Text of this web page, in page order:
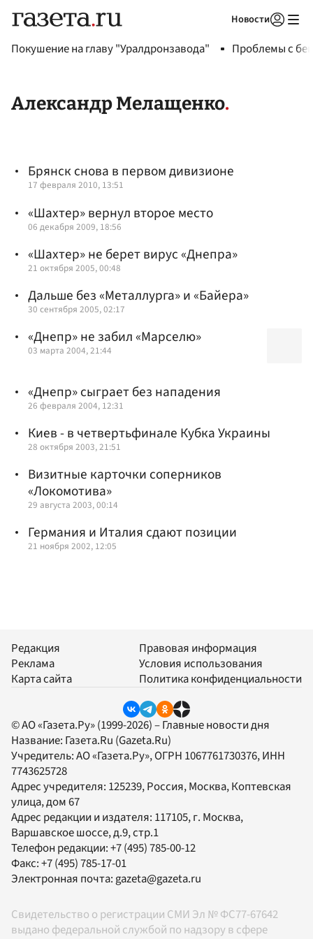
Новости
Покушение на главу "Уралдронзавода" Проблемы с
Александр Мелащенко
Брянск снова в первом дивизионе
17 февраля 2010, 13:51
«Шахтер» вернул второе место
06 декабря 2009, 18:56
«Шахтер» не берет вирус «Днепра»
21 октября 2005, 00:48
Дальше без «Металлурга» и «Байера»
30 сентября 2005, 02:17
«Днепр» не забил «Марселю»
03 марта 2004, 21:44
«Днепр» сыграет без нападения
26 февраля 2004, 12:31
Киев - в четвертьфинале Кубка Украины
28 октября 2003, 21:51
Визитные карточки соперников
«Локомотива»
29 августа 2003, 00:14
Германия и Италия сдают позиции
21 ноября 2002, 12:05
Редакция
Реклама
Карта сайта
Правовая информация
Условия использования
Политика конфиденциальности
© АО «Газета.Ру» (1999-2026) – Главные новости дня
Название: Газета.Ru (Gazeta.Ru)
Учредитель:АО «Газета.Ру», ОГРН 1067761730376, ИНН
7743625728
Адрес учредителя: 125239, Россия, Москва, Коптевская
улица, дом 67
Адрес редакции и издателя: 117105, г. Москва,
Варшавское шоссе, д.9, стр.1
Телефон редакции:+7 (495) 785-00-12
Факс:+7 (495) 785-17-01
Электронная почта:gazeta@gazeta.ru
Свидетельство о регистрации СМИ Эл № ФС77-67642
выдано федеральной службой по надзору в сфере